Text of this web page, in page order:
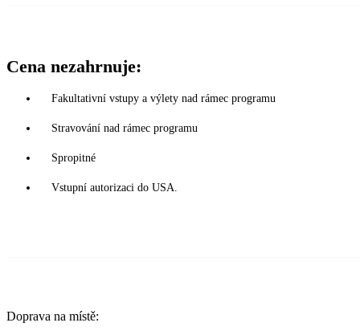
Cena nezahrnuje:
Fakultativní vstupy a výlety nad rámec programu
Stravování nad rámec programu
Spropitné
Vstupní autorizaci do USA.
Doprava na místě: